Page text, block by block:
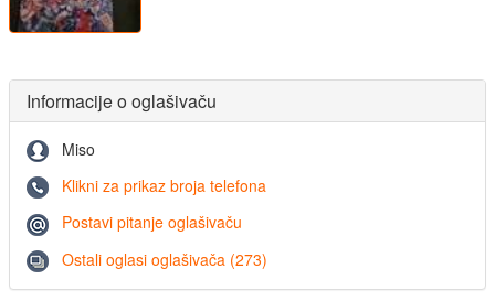
Informacije o oglašivaču
Miso
Klikni za prikaz broja telefona
Postavi pitanje oglašivaču
Ostali oglasi oglašivača (273)